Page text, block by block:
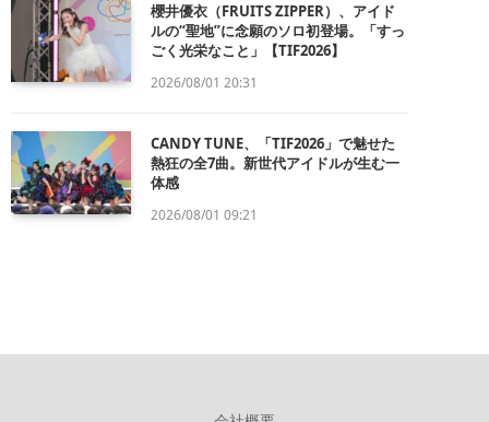
櫻井優衣（FRUITS ZIPPER）、アイド
ルの“聖地”に念願のソロ初登場。「すっ
ごく光栄なこと」【TIF2026】
2026/08/01 20:31
CANDY TUNE、「TIF2026」で魅せた
熱狂の全7曲。新世代アイドルが生む一
体感
2026/08/01 09:21